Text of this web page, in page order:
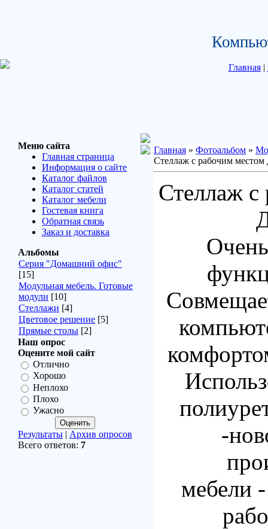
Главная|
Меню сайта
Главная страница
Информация о сайте
Каталог файлов
Каталог статей
Каталог мебели
Гостевая книга
Обратная связь
Заказ и доставка
Альбомы
Серия "Домашний офис"
[15]
Модульная мебель. Готовые
модули [10]
Стеллажи [4]
Цветовое решение [5]
Прямые столы [2]
Наш опрос
Оцените мой сайт
Отлично
Хорошо
Неплохо
Плохо
Ужасно
Результаты | Архив опросов
Всего ответов: 7
Главная » Фотоальбом »
Стеллаж с рабочим
Стеллаж с
-
мебели